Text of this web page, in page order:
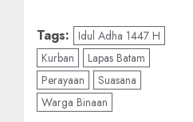
Tags: Idul Adha 1447 H
Kurban
Lapas Batam
Perayaan
Suasana
Warga Binaan